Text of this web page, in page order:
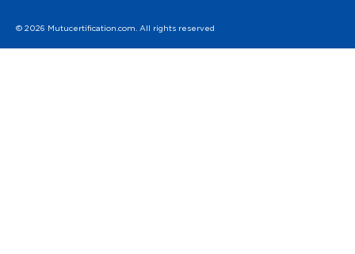
© 2026 Mutucertification.com. All rights reserved